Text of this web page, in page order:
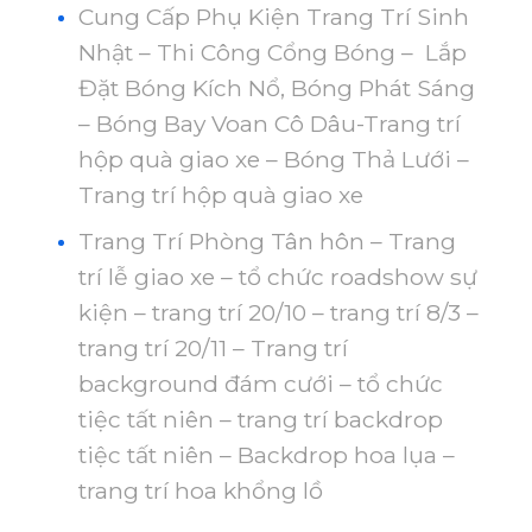
Cung Cấp Phụ Kiện Trang Trí Sinh
Nhật – Thi Công Cổng Bóng – Lắp
Đặt Bóng Kích Nổ, Bóng Phát Sáng
– Bóng Bay Voan Cô Dâu-Trang trí
hộp quà giao xe – Bóng Thả Lưới –
Trang trí hộp quà giao xe
Trang Trí Phòng Tân hôn – Trang
trí lễ giao xe – tổ chức roadshow sự
kiện – trang trí 20/10 – trang trí 8/3 –
trang trí 20/11 – Trang trí
background đám cưới – tổ chức
tiệc tất niên – trang trí backdrop
tiệc tất niên – Backdrop hoa lụa –
trang trí hoa khổng lồ